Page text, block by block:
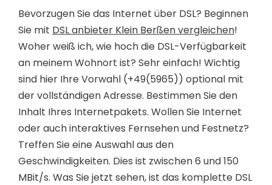
Bevorzugen Sie das Internet über DSL? Beginnen
Sie mit DSL anbieter Klein Berßen vergleichen!
Woher weiß ich, wie hoch die DSL-Verfügbarkeit
an meinem Wohnort ist? Sehr einfach! Wichtig
sind hier Ihre Vorwahl (+49(5965)) optional mit
der vollständigen Adresse. Bestimmen Sie den
Inhalt Ihres Internetpakets. Wollen Sie Internet
oder auch interaktives Fernsehen und Festnetz?
Treffen Sie eine Auswahl aus den
Geschwindigkeiten. Dies ist zwischen 6 und 150
MBit/s. Was Sie jetzt sehen, ist das komplette DSL